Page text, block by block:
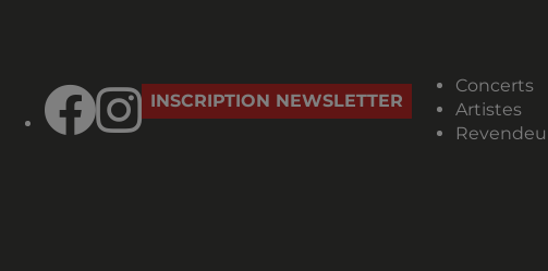
INSCRIPTION NEWSLETTER
Concerts
Artistes